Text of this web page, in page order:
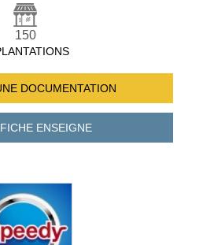
150
DOCUMENTATION
ENSEIGNE